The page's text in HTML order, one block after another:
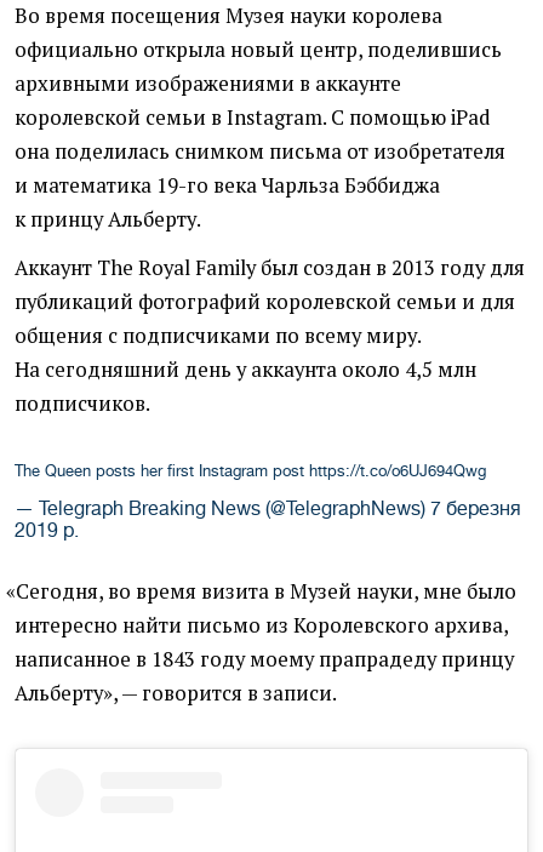
Во время посещения Музея науки королева
официально открыла новый центр, поделившись
архивными изображениями в аккаунте
королевской семьи в Instagram. С помощью iPad
она поделилась снимком письма от изобретателя
и математика 19-го века Чарльза Бэббиджа
к принцу Альберту.
Аккаунт The Royal Family был создан в 2013 году для
публикаций фотографий королевской семьи и для
общения с подписчиками по всему миру.
На сегодняшний день у аккаунта около 4,5 млн
подписчиков.
The Queen posts her first Instagram post https://t.co/o6UJ694Qwg
— Telegraph Breaking News (@TelegraphNews) 7 березня
2019 р.
«Сегодня, во время визита в Музей науки, мне было
интересно найти письмо из Королевского архива,
написанное в 1843 году моему прапрадеду принцу
Альберту», — говорится в записи.